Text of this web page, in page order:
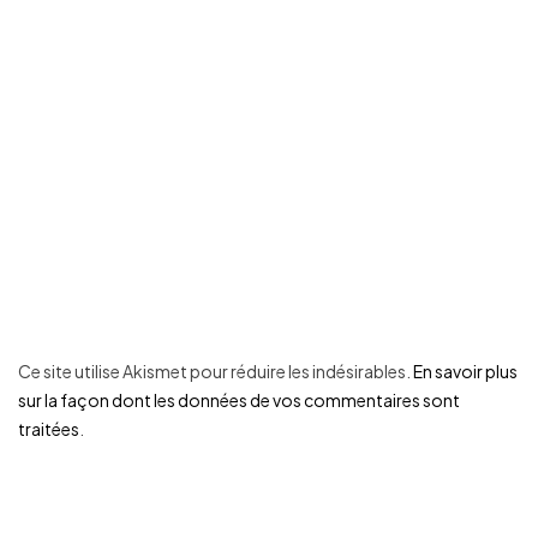
Ce site utilise Akismet pour réduire les indésirables. En savoir plus
sur la façon dont les données de vos commentaires sont
traitées